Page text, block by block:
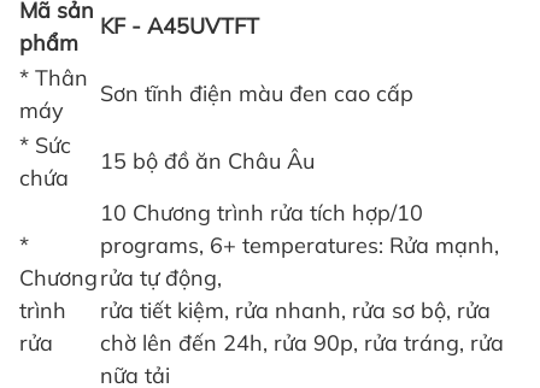
Mã sản
phẩm
KF - A45UVTFT
* Thân
máy
Sơn tĩnh điện màu đen cao cấp
* Sức
chứa
15 bộ đồ ăn Châu Âu
*
Chương
trình
rửa
10 Chương trình rửa tích hợp/10
programs, 6+ temperatures: Rửa mạnh,
rửa tự động,
rửa tiết kiệm, rửa nhanh, rửa sơ bộ, rửa
chờ lên đến 24h, rửa 90p, rửa tráng, rửa
nữa tải